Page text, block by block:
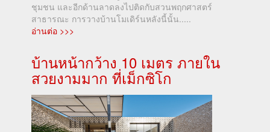
ชุมชน และอีกด้านลาดลงไปติดกับสวนพฤกศาสตร์
สาธารณะ การวางบ้านโมเดิร์นหลังนี้นั้น.....
อ่านต่อ >>>
บ้านหน้ากว้าง 10 เมตร ภายใน
สวยงามมาก ที่เม็กซิโก